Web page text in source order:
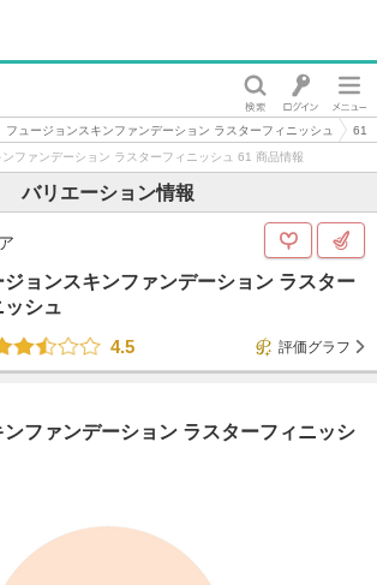
フュージョンスキンファンデーション ラスターフィニッシュ
61
ファンデーション ラスターフィニッシュ 61 商品情報
バリエーション情報
ジョンスキンファンデーション ラスター
ッシュ
4.5
評価グラフ
ファンデーション ラスターフィニッシ